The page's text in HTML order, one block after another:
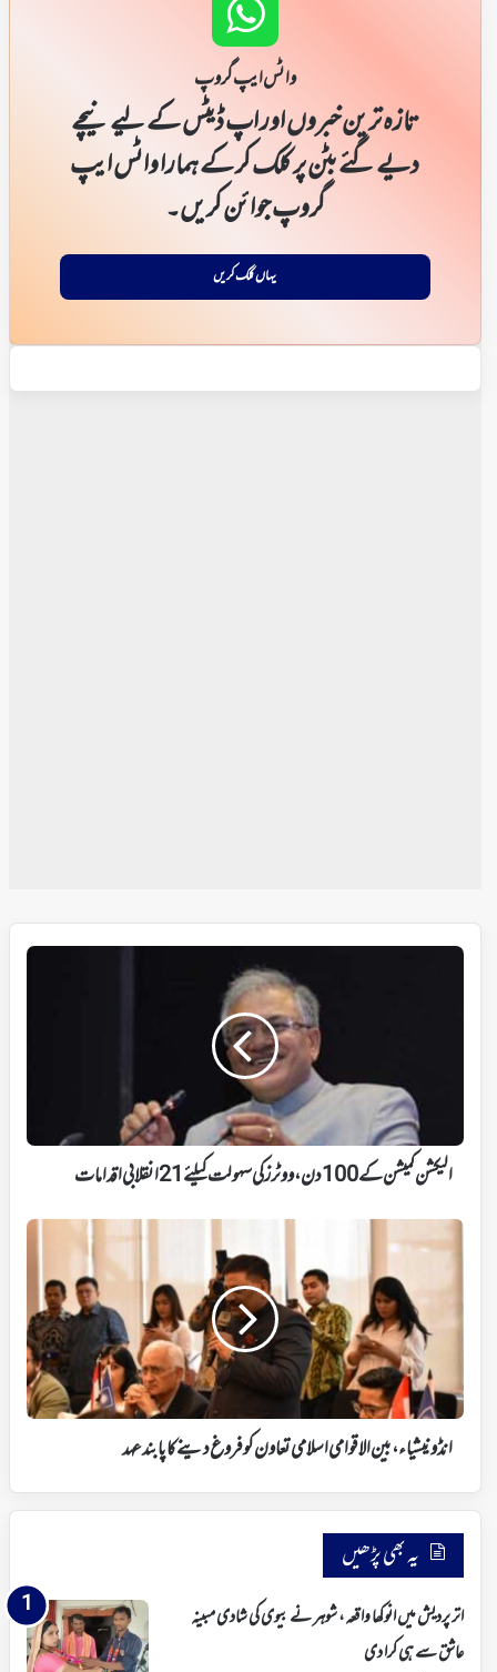
واٹس ایپ گروپ
تازہ ترین خبروں اور اپ ڈیٹس کے لیے نیچے
دیے گئے بٹن پر کلک کر کے ہمارا واٹس ایپ
گروپ جوائن کریں۔
یہاں کلک کریں
الیکشن
کیلئے21
انقلابی
اقدامات
الیکشن کمیشن کے 100 دن، ووٹرز کی سہولت کیلئے21 انقلابی اقدامات
انڈونیشیاء،
بین
تعاون
دینے
کا
پابند
عہد
انڈونیشیاء، بین الاقوامی اسلامی تعاون کو فروغ دینے کا پابند عہد
یہ بھی پڑھیں
اتر پردیش میں انوکھا واقعہ، شوہر نے بیوی کی شادی مبینہ
عاشق سے ہی کرا دی